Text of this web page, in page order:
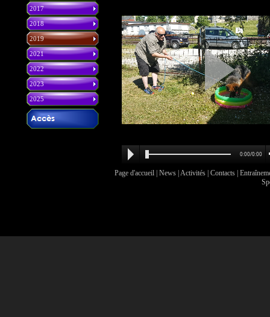
2017
2018
2019
2021
2022
2023
2025
0:00/0:00
Page d'accueil| News| Activités| Contacts|